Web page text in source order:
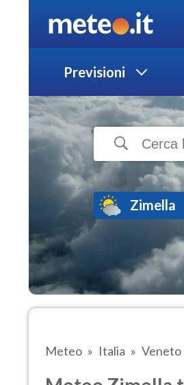
Previsioni
Zimella
Meteo Italia Veneto